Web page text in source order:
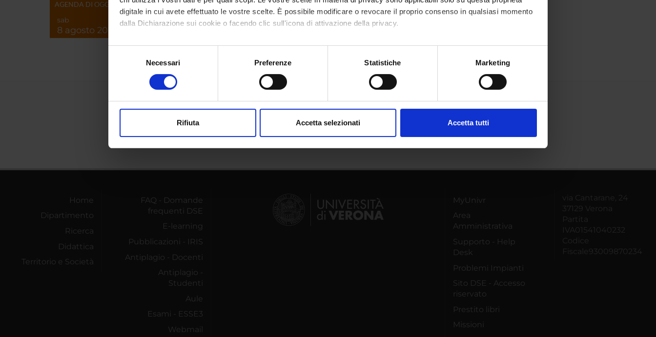
digitale in cui avete effettuato le vostre scelte. È possibile modificare o revocare il proprio consenso in qualsiasi momento
dalla Dichiarazione sui cookie o facendo clic sull'icona di attivazione della privacy.
Con il tuo consenso, vorremmo anche:
raccogliere informazioni sulla tua posizione geografica, con un'approssimazione di qualche metro,
digitali).
modificare o ritirare il tuo consenso in qualsiasi momento dalla Dichiarazione sui cookie.
Necessari Preferenze Statistiche Marketing
Rifiuta Accetta selezionati Accetta tutti
AGENDA DI OGGI
sab
8 agosto 2026
Home
Dipartimento
Ricerca
Didattica
Territorio e Società
FAQ - Domande
frequenti DSE
E-learning
Pubblicazioni - IRIS
Antiplagio - Docenti
Antiplagio -
Studenti
Aule
Esami - ESSE3
Webmail
MyUnivr
Area
Amministrativa
Supporto - Help
Desk
Problemi Impianti
Sito DSE - Accesso
riservato
Prestito libri
Missioni
via Cantarane, 24
37129 Verona
Partita
IVA01541040232
Codice
Fiscale93009870234